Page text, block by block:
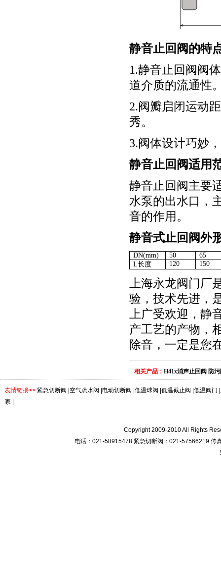
静音止回阀的特
1.静音止回阀阀
道介质的流通性
2.阀瓣启闭运动
秀。
3.阀体设计巧妙
静音止回阀适用
静音止回阀主要
水泵的出水口，
音的作用。
静音式止回阀外
DN(mm) 50
65
L长度 120 150
上海永龙阀门厂
验，技术先进，
上广受欢迎，静
产工艺的产物，
除音，一定是您
相关产品： H41x消声止回阀 防
友情链接>> 紧急切断阀 空气疏水阀 电动切断阀 低温球阀 低温截止阀 低温阀门
家
Copyright 2009-2010 All Rights
电话：021-58915478 紧急切断阀：021-57566219